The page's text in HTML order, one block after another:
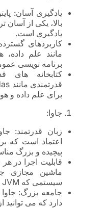
یادگیری آسان:
بالا، یکی از آسان
یادگیری است.
کاربردهای
مانند علم
برنامه نویسی
کتابخانه های
برای علم داده و
جاوا:
زبان قدرتمند:
اعتماد است که
پیچیده و بزرگ
قابلیت اجرا در
سیستمی که JVM را پشتیبانی می کند اجرا شود.
جامعه بزرگ:
دارد که می توانید